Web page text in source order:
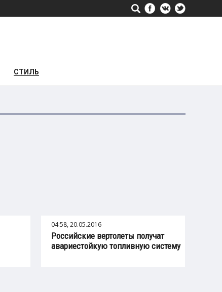
СТИЛЬ
04:58, 20.05.2016
Российские вертолеты получат
авариестойкую топливную систему